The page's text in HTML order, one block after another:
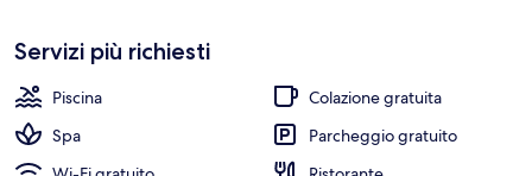
Servizi più richiesti
Piscina
Colazione gratuita
Spa
Parcheggio gratuito